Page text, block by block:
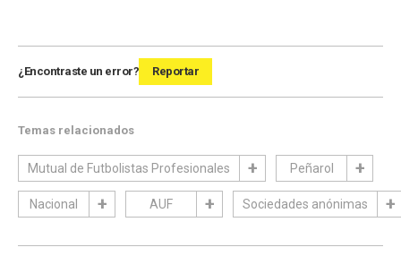
¿Encontraste un error? Reportar
Temas relacionados
Mutual de Futbolistas Profesionales Peñarol
Nacional AUF Sociedades anónimas